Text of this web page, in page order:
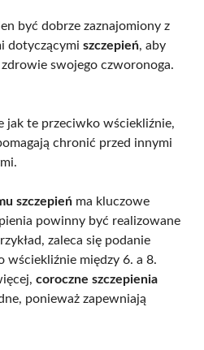
być dobrze zaznajomiony z
dotyczącymi szczepień, aby
swojego czworonoga.
jak te przeciwko wściekliźnie,
chronić przed innymi
szczepień ma kluczowe
powinny być realizowane
zaleca się podanie
wściekliźnie między 6. a 8.
coroczne szczepienia
ponieważ zapewniają